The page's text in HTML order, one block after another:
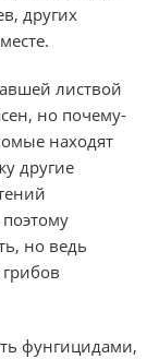
других
листвой
но почему-
находят
другие
но ведь
фунгицидами,